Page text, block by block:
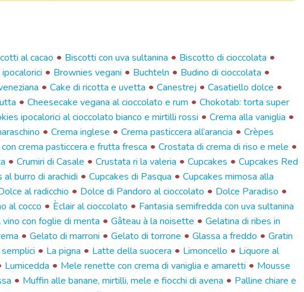
al cacao • Biscotti con uva sultanina • Biscotto di cioccolata •
• Brownies vegani • Buchteln • Budino di cioccolata •
• Cake di ricotta e uvetta • Canestrej • Casatiello dolce •
• Cheesecake vegana al cioccolato e rum • Chokotab: torta super
ipocalorici al cioccolato bianco e mirtilli rossi • Crema alla vaniglia •
• Crema inglese • Crema pasticcera all’arancia • Crèpes
crema pasticcera e frutta fresca • Crostata di crema di riso e mele •
• Crumiri di Casale • Crustata ri la valeria • Cupcakes • Cupcakes Red
al burro di arachidi • Cupcakes di Pasqua • Cupcakes mimosa alla
al radicchio • Dolce di Pandoro al cioccolato • Dolce Paradiso •
al cocco • Èclair al cioccolato • Fantasia semifredda con uva sultanina
con foglie di menta • Gâteau à la noisette • Gelatina di ribes in
• Gelato di marroni • Gelato di torrone • Glassa a freddo • Gratin
• La pigna • Latte della suocera • Limoncello • Liquore al
Lumicedda • Mele renette con crema di vaniglia e amaretti • Mousse
• Muffin alle banane, mirtilli, mele e fiocchi di avena • Palline chiare e